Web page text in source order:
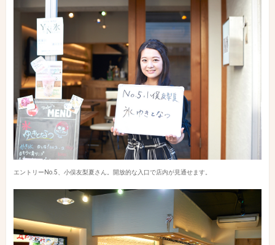
エントリーNo.5、小俣友梨夏さん。開放的な入口で店内が見通せます。